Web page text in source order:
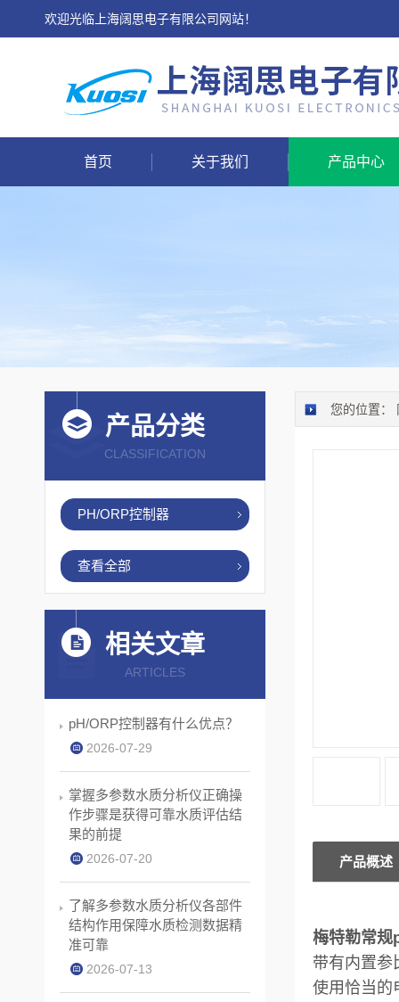
欢迎光临上海阔思电子有限公司网站！
首页 关于我们 产品中心
您的位置：
产品概述
梅特勒常
带有内置参
使用恰当
产品分类
CLASSIFICATION
PH/ORP控制器
查看全部
相关文章
ARTICLES
pH/ORP控制器有什么优点？
2026-07-29
掌握多参数水质分析仪正确操
作步骤是获得可靠水质评估结
果的前提
2026-07-20
了解多参数水质分析仪各部件
结构作用保障水质检测数据精
准可靠
2026-07-13